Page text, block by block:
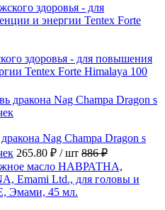
здоровья - для повышения
Tentex Forte Himalaya 100
Nag Champa Dragon s
265.80 ₽ / шт 886 ₽